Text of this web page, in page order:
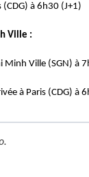
à 6h30 (J+1)
Ville :
Minh Ville (SGN) à
à Paris (CDG) à
.